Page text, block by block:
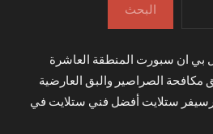
البحث
الصراصير والبق العارضية
ستلايت أفضل فني ستلايت في